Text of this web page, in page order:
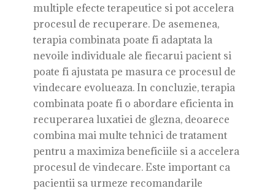
multiple efecte terapeutice si pot accelera
procesul de recuperare. De asemenea,
terapia combinata poate fi adaptata la
nevoile individuale ale fiecarui pacient si
poate fi ajustata pe masura ce procesul de
vindecare evolueaza. In concluzie, terapia
combinata poate fi o abordare eficienta in
recuperarea luxatiei de glezna, deoarece
combina mai multe tehnici de tratament
pentru a maximiza beneficiile si a accelera
procesul de vindecare. Este important ca
pacientii sa urmeze recomandarile